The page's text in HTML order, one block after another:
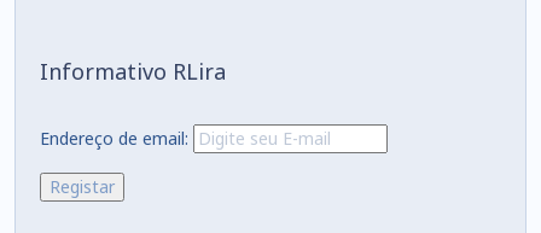
Informativo RLira
Endereço de email: